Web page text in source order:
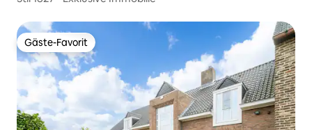
Gäste-Favorit
Gäste-Favorit